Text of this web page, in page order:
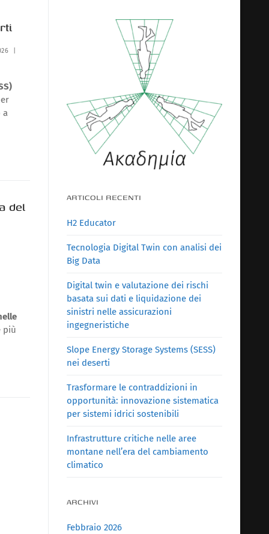
a
del
più
ARTICOLI RECENTI
H2 Educator
Tecnologia Digital Twin con analisi dei
Big Data
Digital twin e valutazione dei rischi
basata sui dati e liquidazione dei
sinistri nelle assicurazioni
ingegneristiche
Slope Energy Storage Systems (SESS)
nei deserti
Trasformare le contraddizioni in
opportunità: innovazione sistematica
per sistemi idrici sostenibili
Infrastrutture critiche nelle aree
montane nell’era del cambiamento
climatico
ARCHIVI
Febbraio 2026